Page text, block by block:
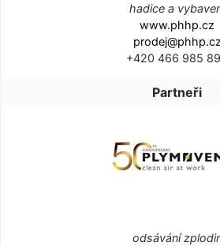
hadice a
www.phhp.cz
prodej@phhp.cz
+420 466 985
Partneři
odsávání